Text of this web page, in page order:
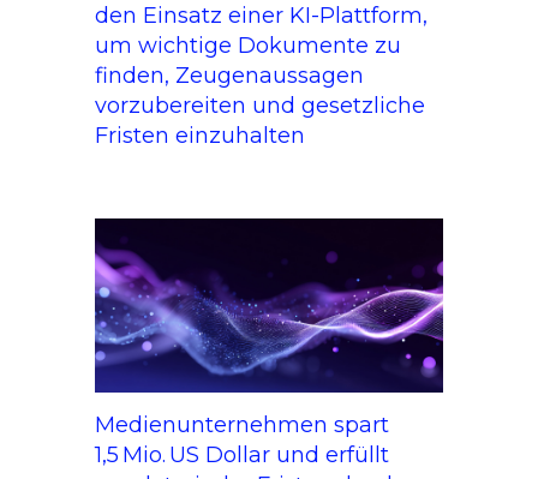
den Einsatz einer KI-Plattform,
um wichtige Dokumente zu
finden, Zeugenaussagen
vorzubereiten und gesetzliche
Fristen einzuhalten
Medienunternehmen spart
1,5 Mio. US Dollar und erfüllt